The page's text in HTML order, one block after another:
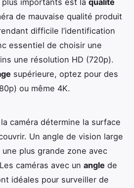
plus importants est la qualité
de mauvaise qualité produit
difficile l’identification
essentiel de choisir une
une résolution HD (720p).
supérieure, optez pour des
ou même 4K.
caméra détermine la surface
Un angle de vision large
plus grande zone avec
caméras avec un angle de
idéales pour surveiller de